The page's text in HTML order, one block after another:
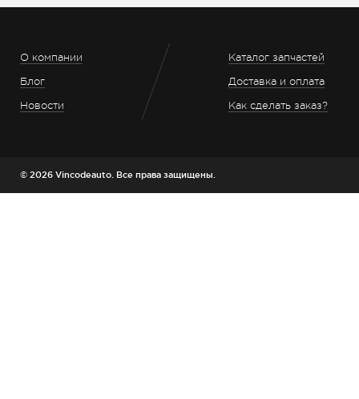
О компании
Блог
Новости
Каталог запчастей
Доставка и оплата
Как сделать заказ?
© 2026 Vincodeauto. Все права защищены.